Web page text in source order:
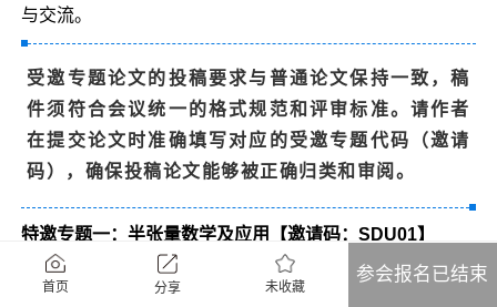
与交流。
受邀专题论文的投稿要求与普通论文保持一致，稿
件须符合会议统一的格式规范和评审标准。请作者
在提交论文时准确填写对应的受邀专题代码（邀请
码），确保投稿论文能够被正确归类和审阅。
特邀专题一：半张量数学及应用【邀请码：SDU01】
主席：
李海涛 教授，山东师范大学；赵国栋 副教授，山东
师范大学；李长喜 教授，山东大学；
首页 分享 未收藏
参会报名已结束